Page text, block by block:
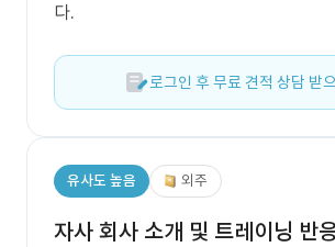
다.
로그인 후 무료 견적 상담 받
유사도 높음 외주
자사 회사 소개 및 트레이닝 반